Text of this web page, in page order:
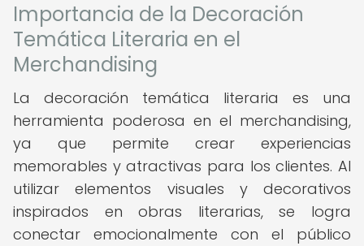
Importancia de la Decoración
Temática Literaria en el
Merchandising
La decoración temática literaria es una
herramienta poderosa en el merchandising,
ya que permite crear experiencias
memorables y atractivas para los clientes. Al
utilizar elementos visuales y decorativos
inspirados en obras literarias, se logra
conectar emocionalmente con el público